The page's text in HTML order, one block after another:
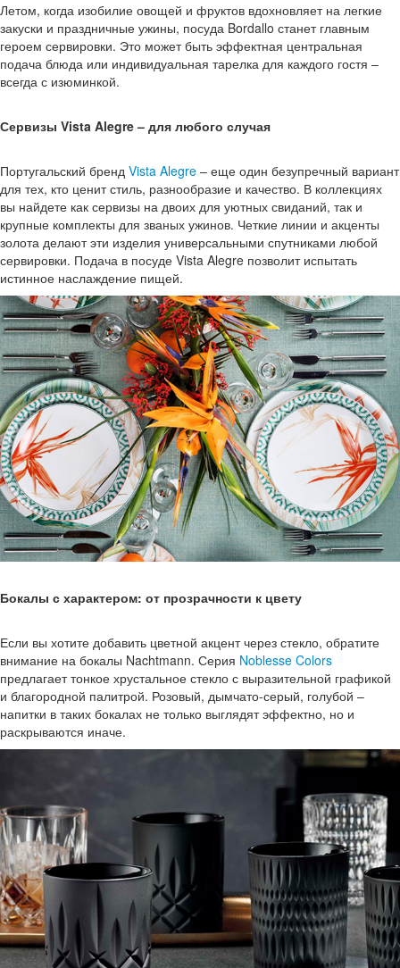
Летом, когда изобилие овощей и фруктов вдохновляет на легкие
закуски и праздничные ужины, посуда Bordallo станет главным
героем сервировки. Это может быть эффектная центральная
подача блюда или индивидуальная тарелка для каждого гостя –
всегда с изюминкой.
Сервизы Vista Alegre – для любого случая
Португальский бренд Vista Alegre – еще один безупречный вариант
для тех, кто ценит стиль, разнообразие и качество. В коллекциях
вы найдете как сервизы на двоих для уютных свиданий, так и
крупные комплекты для званых ужинов. Четкие линии и акценты
золота делают эти изделия универсальными спутниками любой
сервировки. Подача в посуде Vista Alegre позволит испытать
истинное наслаждение пищей.
Бокалы с характером: от прозрачности к цвету
Если вы хотите добавить цветной акцент через стекло, обратите
внимание на бокалы Nachtmann. Серия Noblesse Colors
предлагает тонкое хрустальное стекло с выразительной графикой
и благородной палитрой. Розовый, дымчато-серый, голубой –
напитки в таких бокалах не только выглядят эффектно, но и
раскрываются иначе.